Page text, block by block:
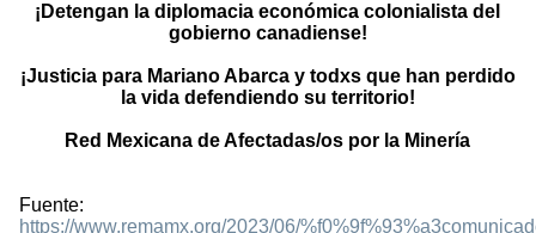
¡Detengan la diplomacia económica colonialista del
gobierno canadiense!
¡Justicia para Mariano Abarca y todxs que han perdido
la vida defendiendo su territorio!
Red Mexicana de Afectadas/os por la Minería
Fuente:
https://www.remamx.org/2023/06/